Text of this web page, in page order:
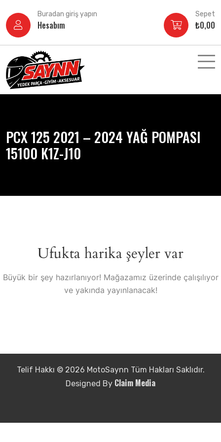
atla
Buradan giriş yapın
Hesabım
Sepet
₺0,00
PCX 125 2021 – 2024 YAĞ POMPASI
15100 K1Z-J10
Ufukta harika şeyler var
Büyük bir şey hazırlanıyor! Mağazamız üzerinde çalışılıyor
ve yakında yayınlanacak!
Telif Hakkı © 2026 MotoSaynn Tüm Hakları Saklıdır.
Designed By Claim Media